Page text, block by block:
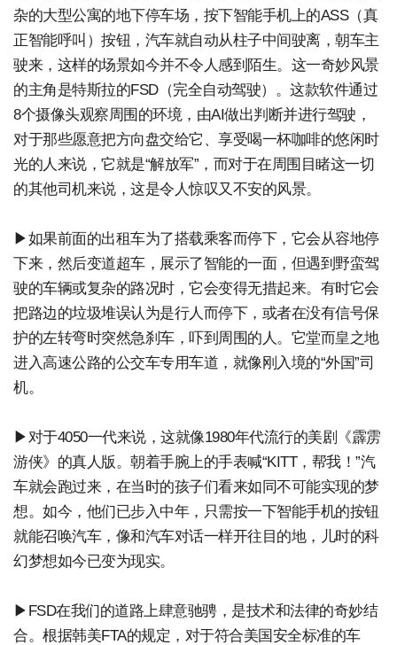
杂的大型公寓的地下停车场，按下智能手机上的ASS（真
正智能呼叫）按钮，汽车就自动从柱子中间驶离，朝车主
驶来，这样的场景如今并不令人感到陌生。这一奇妙风景
的主角是特斯拉的FSD（完全自动驾驶）。这款软件通过
8个摄像头观察周围的环境，由AI做出判断并进行驾驶，
对于那些愿意把方向盘交给它、享受喝一杯咖啡的悠闲时
光的人来说，它就是“解放军”，而对于在周围目睹这一切
的其他司机来说，这是令人惊叹又不安的风景。
▶如果前面的出租车为了搭载乘客而停下，它会从容地停
下来，然后变道超车，展示了智能的一面，但遇到野蛮驾
驶的车辆或复杂的路况时，它会变得无措起来。有时它会
把路边的垃圾堆误认为是行人而停下，或者在没有信号保
护的左转弯时突然急刹车，吓到周围的人。它堂而皇之地
进入高速公路的公交车专用车道，就像刚入境的“外国”司
机。
▶对于4050一代来说，这就像1980年代流行的美剧《霹雳
游侠》的真人版。朝着手腕上的手表喊“KITT，帮我！”汽
车就会跑过来，在当时的孩子们看来如同不可能实现的梦
想。如今，他们已步入中年，只需按一下智能手机的按钮
就能召唤汽车，像和汽车对话一样开往目的地，儿时的科
幻梦想如今已变为现实。
▶FSD在我们的道路上肆意驰骋，是技术和法律的奇妙结
合。根据韩美FTA的规定，对于符合美国安全标准的车